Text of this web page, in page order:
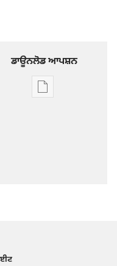
ਡਾਊਨਲੋਡ ਆਪਸ਼ਨ
ਡਿਜੀਟਲ